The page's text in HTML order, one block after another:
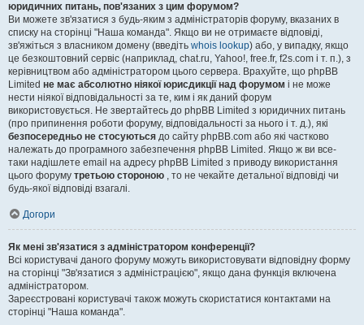
юридичних питань, пов'язаних з цим форумом?
Ви можете зв'язатися з будь-яким з адміністраторів форуму, вказаних в
списку на сторінці "Наша команда". Якщо ви не отримаєте відповіді,
зв'яжіться з власником домену (введіть whois lookup) або, у випадку, якщо
це безкоштовний сервіс (наприклад, chat.ru, Yahoo!, free.fr, f2s.com і т. п.), з
керівництвом або адміністратором цього сервера. Врахуйте, що phpBB
Limited не має абсолютно ніякої юрисдикції над форумом і не може
нести ніякої відповідальності за те, ким і як даний форум
використовується. Не звертайтесь до phpBB Limited з юридичних питань
(про припинення роботи форуму, відповідальності за нього і т. д.), які
безпосередньо не стосуються до сайту phpBB.com або які частково
належать до програмного забезпечення phpBB Limited. Якщо ж ви все-
таки надішлете email на адресу phpBB Limited з приводу використання
цього форуму третьою стороною , то не чекайте детальної відповіді чи
будь-якої відповіді взагалі.
Догори
Як мені зв'язатися з адміністратором конференції?
Всі користувачі даного форуму можуть використовувати відповідну форму
на сторінці "Зв'язатися з адміністрацією", якщо дана функція включена
адміністратором.
Зареєстровані користувачі також можуть скористатися контактами на
сторінці "Наша команда".